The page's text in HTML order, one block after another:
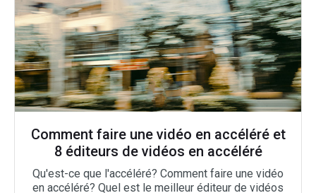
Comment faire une vidéo en accéléré et
8 éditeurs de vidéos en accéléré
Qu'est-ce que l'accéléré? Comment faire une vidéo
en accéléré? Quel est le meilleur éditeur de vidéos